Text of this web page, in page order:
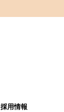
採用情報